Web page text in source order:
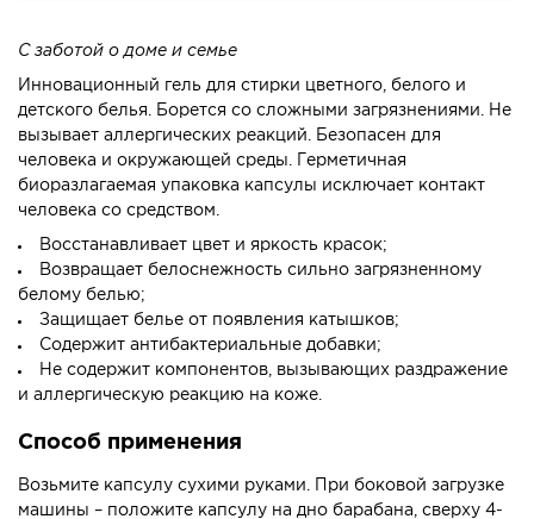
С заботой о доме и семье
Инновационный гель для стирки цветного, белого и
детского белья. Борется со сложными загрязнениями. Не
вызывает аллергических реакций. Безопасен для
человека и окружающей среды. Герметичная
биоразлагаемая упаковка капсулы исключает контакт
человека cо средством.
Восстанавливает цвет и яркость красок;
Возвращает белоснежность сильно загрязненному
белому белью;
Защищает белье от появления катышков;
Содержит антибактериальные добавки;
Не содержит компонентов, вызывающих раздражение
и аллергическую реакцию на коже.
Способ применения
Возьмите капсулу сухими руками. При боковой загрузке
машины – положите капсулу на дно барабана, сверху 4-